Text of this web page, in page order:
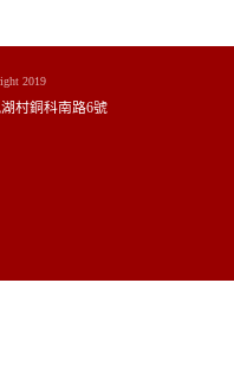
2019
村銅科南路6號